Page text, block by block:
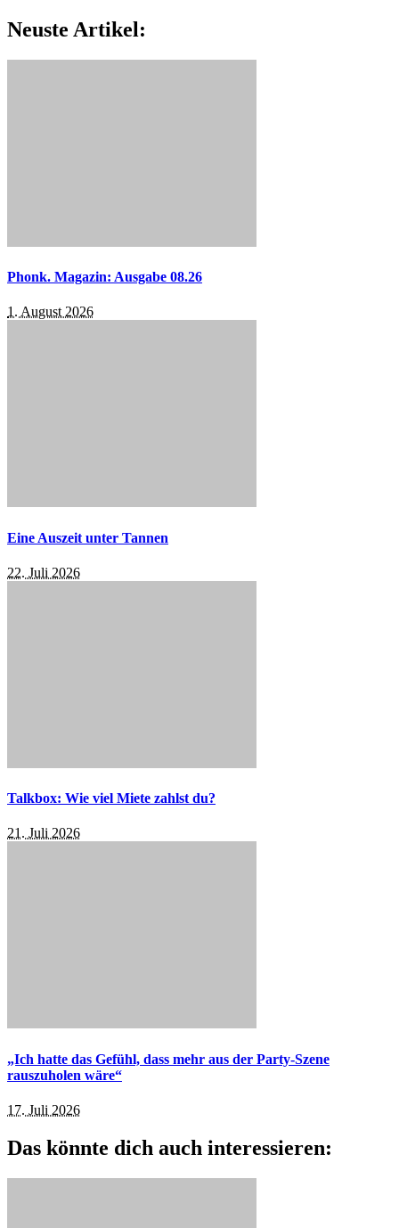
Neuste Artikel:
Phonk. Magazin: Ausgabe 08.26
1. August 2026
Eine Auszeit unter Tannen
22. Juli 2026
Talkbox: Wie viel Miete zahlst du?
21. Juli 2026
„Ich hatte das Gefühl, dass mehr aus der Party-Szene
rauszuholen wäre“
17. Juli 2026
Das könnte dich auch interessieren: